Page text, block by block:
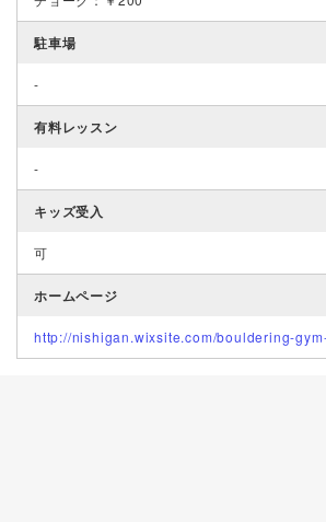
駐車場
-
有料レッスン
-
キッズ受入
可
ホームページ
http://nishigan.wixsite.com/bouldering-